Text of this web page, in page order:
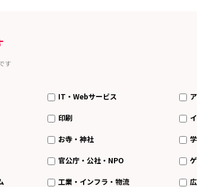
す
IT・Webサービス
印刷
お寺・神社
官公庁・公社・NPO
工業・インフラ・物流